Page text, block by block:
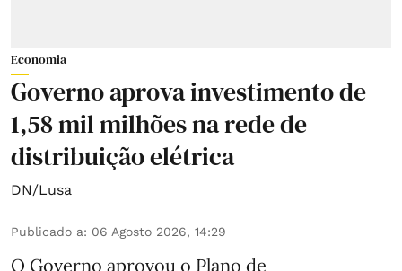
Economia
Governo aprova investimento de
1,58 mil milhões na rede de
distribuição elétrica
DN/Lusa
Publicado a: 06 Agosto 2026, 14:29
O Governo aprovou o Plano de